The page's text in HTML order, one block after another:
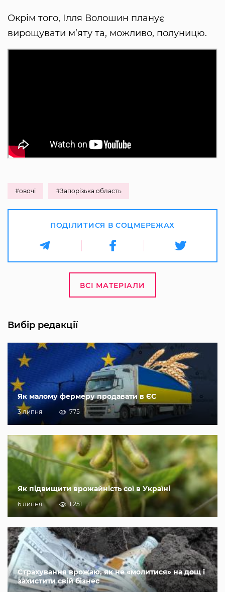
Окрім того, Ілля Волошин планує
вирощувати м’яту та, можливо, полуницю.
#овочі #Запорізька область
ПОДІЛИТИСЯ В СОЦМЕРЕЖАХ
ВСІ МАТЕРІАЛИ
Вибір редакції
Як малому фермеру продавати в ЄС
3 липня 775
Як підвищити врожайність сої в Україні
6 липня 1 251
Страхування врожаю, як не «молитися» на дощ і
захистити свій бізнес